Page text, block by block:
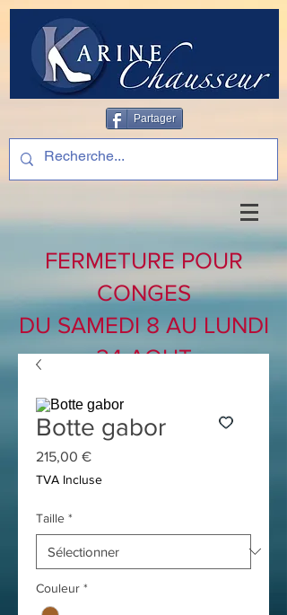
Partager
FERMETURE POUR
CONGES
DU SAMEDI 8 AU LUNDI
24 AOUT
Botte gabor
215,00 €Prix
TVA Incluse
Taille *
Couleur *